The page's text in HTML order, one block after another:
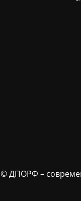
© ДПОРФ –